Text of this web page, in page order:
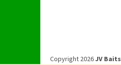
Copyright 2026JV Baits